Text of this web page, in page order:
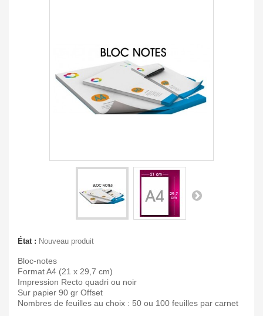
État : Nouveau produit
Bloc-notes
Format A4 (21 x 29,7 cm)
Impression Recto quadri ou noir
Sur papier 90 gr Offset
Nombres de feuilles au choix : 50 ou 100 feuilles par carnet